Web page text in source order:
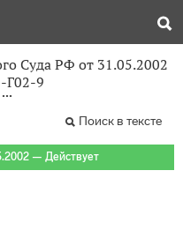
Суда РФ от 31.05.2002
Г02-9
Поиск в тексте
— Действует